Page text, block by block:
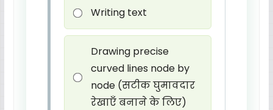
Writing text
Drawing precise
curved lines node by
node (सटीक घुमावदार
रेखाएँ बनाने के लिए)